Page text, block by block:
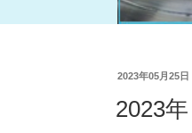
2023年05月25日
2023年